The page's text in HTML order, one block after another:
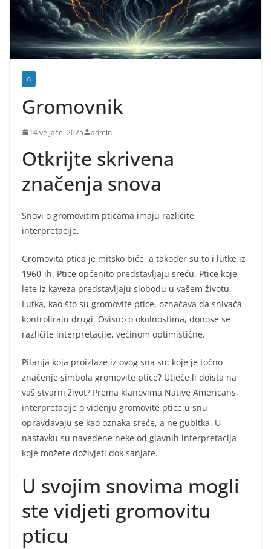
G
Gromovnik
14 veljače, 2025 admin
Otkrijte skrivena
značenja snova
Snovi o gromovitim pticama imaju različite
interpretacije.
Gromovita ptica je mitsko biće, a također su to i lutke iz
1960-ih. Ptice općenito predstavljaju sreću. Ptice koje
lete iz kaveza predstavljaju slobodu u vašem životu.
Lutka, kao što su gromovite ptice, označava da snivača
kontroliraju drugi. Ovisno o okolnostima, donose se
različite interpretacije, većinom optimistične.
Pitanja koja proizlaze iz ovog sna su: koje je točno
značenje simbola gromovite ptice? Utječe li doista na
vaš stvarni život? Prema klanovima Native Americans,
interpretacije o viđenju gromovite ptice u snu
opravdavaju se kao oznaka sreće, a ne gubitka. U
nastavku su navedene neke od glavnih interpretacija
koje možete doživjeti dok sanjate.
U svojim snovima mogli
ste vidjeti gromovitu
pticu